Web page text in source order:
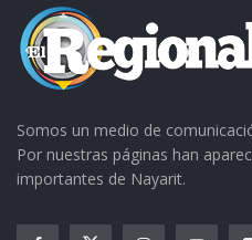
tu voz a la cámara de
Somos un medio de
Por nuestras páginas han
importantes de Nayarit.